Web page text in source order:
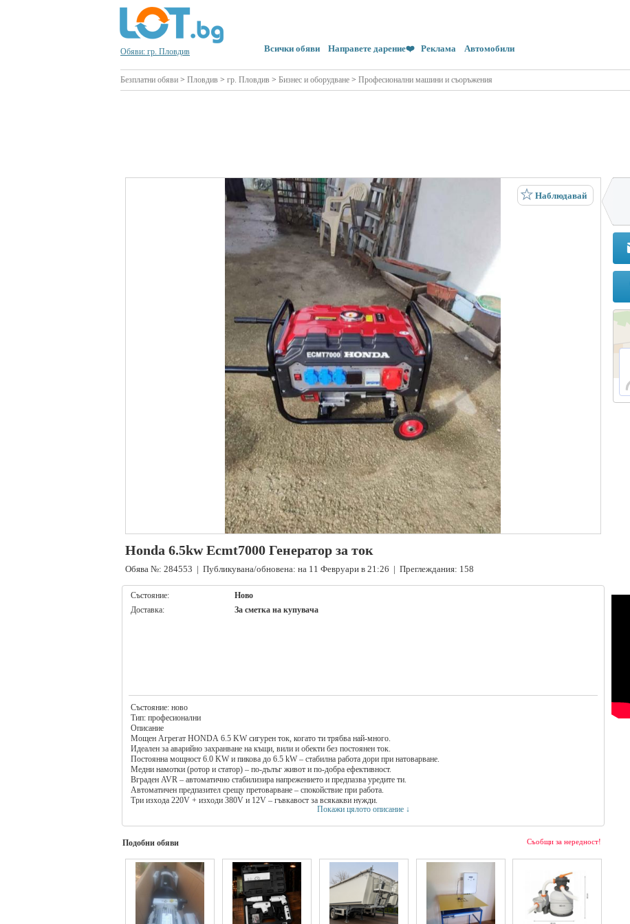
Обяви: гр. Пловдив Всички обяви Направете дарение❤️ Реклама Автомобили
Безплатни обяви > Пловдив > гр. Пловдив > Бизнес и оборудване > Професионални машини и съоръжения
Наблюдавай
Honda 6.5kw Ecmt7000 Генератор за ток
Обява №: 284553 | Публикувана/обновена: на 11 Февруари в 21:26 | Преглеждания: 158
Състояние:
Ново
Доставка:
За сметка на купувача
Състояние: ново
Тип: професионални
Описание
Мощен Агрегат HONDA 6.5 KW сигурен ток, когато ти трябва най-много.
Идеален за аварийно захранване на къщи, вили и обекти без постоянен ток.
Постоянна мощност 6.0 KW и пикова до 6.5 kW – стабилна работа дори при натоварване.
Медни намотки (ротор и статор) – по-дълъг живот и по-добра ефективност.
Вграден AVR – автоматично стабилизира напрежението и предпазва уредите ти.
Автоматичен предпазител срещу претоварване – спокойствие при работа.
Три изхода 220V + изходи 380V и 12V – гъвкавост за всякакви нужди.
Икономичен бензинов двигател 13.5 HP с разход 0.600гр на час при пълно натоварване.
Горивен резервоар 15л + маслен 0.6 л – дълги работни цикли без прекъсване.
Покажи цялото описание ↓
Съобщи за нередност!
Подобни обяви